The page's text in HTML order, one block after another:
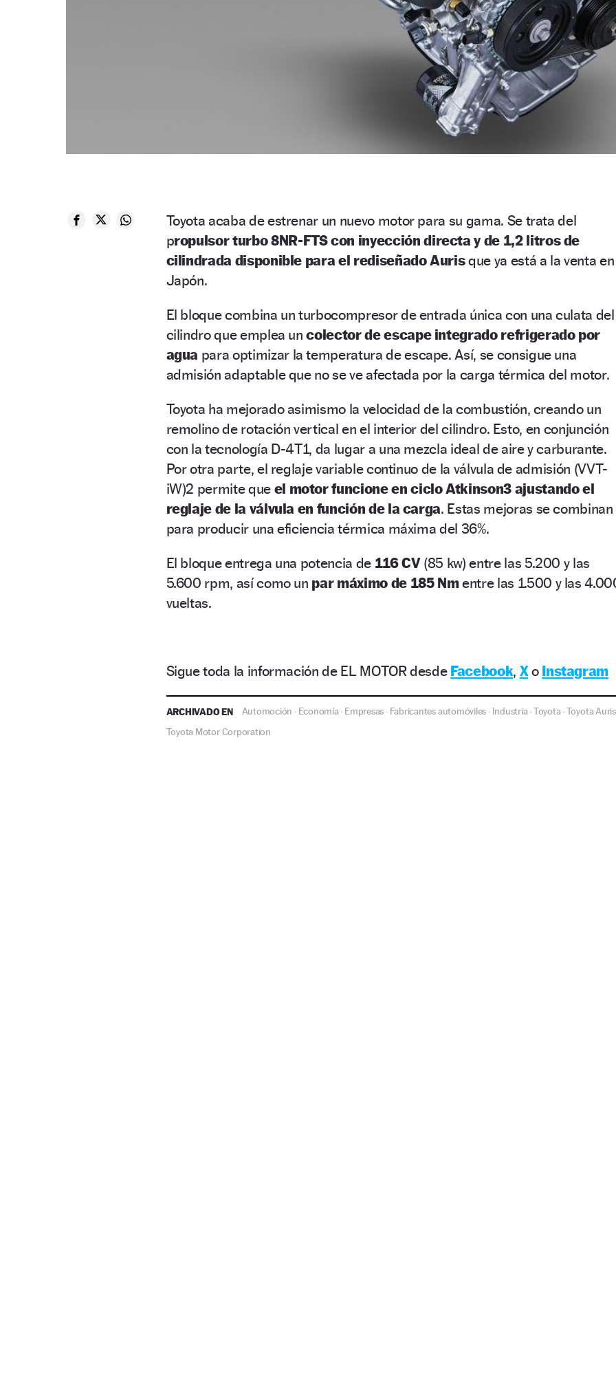
Toyota acaba de estrenar un nuevo motor para su gama. Se trata del
propulsor turbo 8NR-FTS con inyección directa y de 1,2 litros de
cilindrada disponible para el rediseñado Aurisque ya está a la venta en
Japón.
El bloque combina un turbocompresor de entrada única con una culata del
cilindro que emplea uncolector de escape integrado refrigerado por
agua para optimizar la temperatura de escape. Así, se consigue una
admisión adaptable que no se ve afectada por la carga térmica del motor.
Toyota ha mejorado asimismo la velocidad de la combustión, creando un
remolino de rotación vertical en el interior del cilindro. Esto, en conjunción
con la tecnología D-4T1, da lugar a una mezcla ideal de aire y carburante.
Por otra parte, el reglaje variable continuo de la válvula de admisión (VVT-
iW)2 permite que el motor funcione en ciclo Atkinson3 ajustando el
reglaje de la válvula en función de la carga. Estas mejoras se combinan
para producir una eficiencia térmica máxima del 36%.
El bloque entrega una potencia de 116 CV(85 kw) entre las 5.200 y las
5.600 rpm, así como un par máximo de 185 Nmentre las 1.500 y las
vueltas.
Sigue toda la información de EL MOTOR desde Facebook, Xo Instagram
ARCHIVADO EN Automoción · Economía· Empresas · Fabricantes automóviles · Industria·Toyota·Toyota Auris
Toyota Motor Corporation